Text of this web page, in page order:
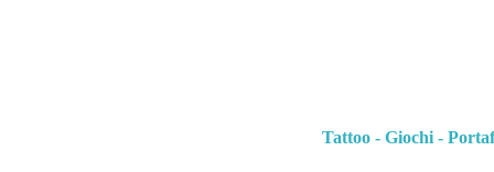
Tattoo - Giochi -